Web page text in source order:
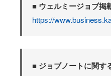
■ ウェルミージョブ掲
https://
■ ジョブノートに関す